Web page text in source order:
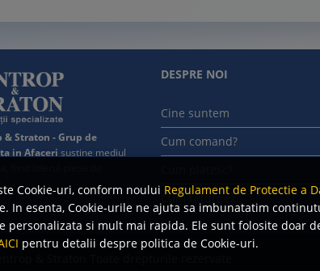
Cookie-uri, conform noului Regulament de Protectie a
In esenta, Cookie-urile ne ajuta sa imbunatatim
personalizata si mult mai rapida. Ele sunt folosite doar
pentru detalii despre politica de Cookie-uri.
& Straton - Grup de
in Afaceri sustine mediul
DESPRE NOI
Cine suntem
Cum comand?
Cum returnez